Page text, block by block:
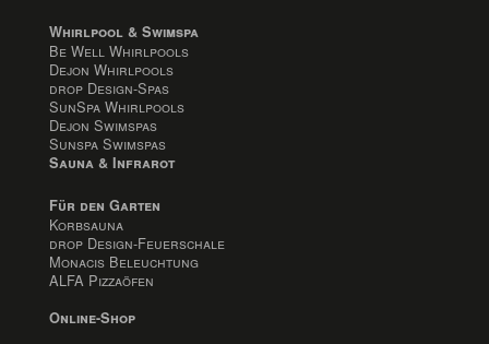
Whirlpool & Swimspa
Be Well Whirlpools
Dejon Whirlpools
drop Design-Spas
SunSpa Whirlpools
Dejon Swimspas
Sunspa Swimspas
Sauna & Infrarot
Für den Garten
Korbsauna
drop Design-Feuerschale
Monacis Beleuchtung
ALFA Pizzaöfen
Online-Shop